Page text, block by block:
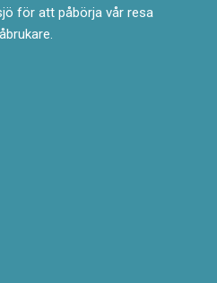
för att påbörja vår resa